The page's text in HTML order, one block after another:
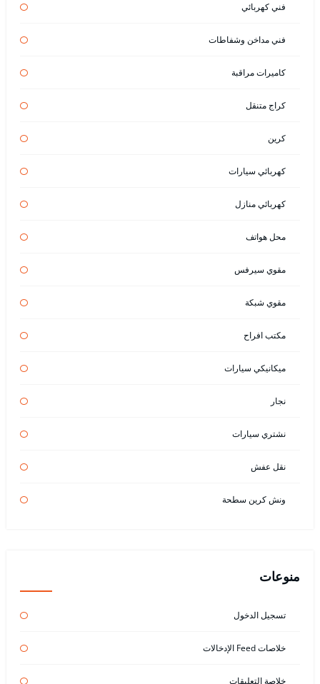
فني كهربائي
فني مداخن وشفاطات
كاميرات مراقبة
كراج متنقل
كرين
كهربائي سيارات
كهربائي منازل
محل هواتف
مقوي سيرفس
مقوي شبكة
مكتب افراح
ميكانيكي سيارات
نجار
نشتري سيارات
نقل عفش
ونش كرين سطحة
منوعات
تسجيل الدخول
خلاصات Feed الإدخالات
خلاصة التعليقات